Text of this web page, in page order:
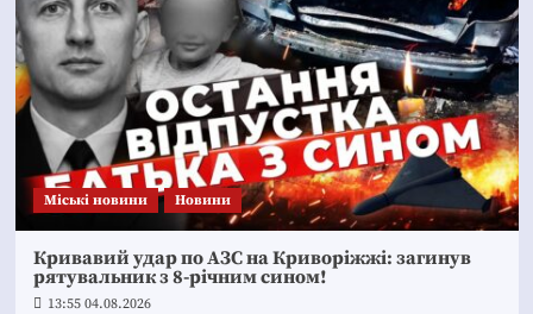
Mіські новини Новини
Кривавий удар по АЗС на Криворіжжі: загинув
рятувальник з 8-річним сином!
13:55 04.08.2026